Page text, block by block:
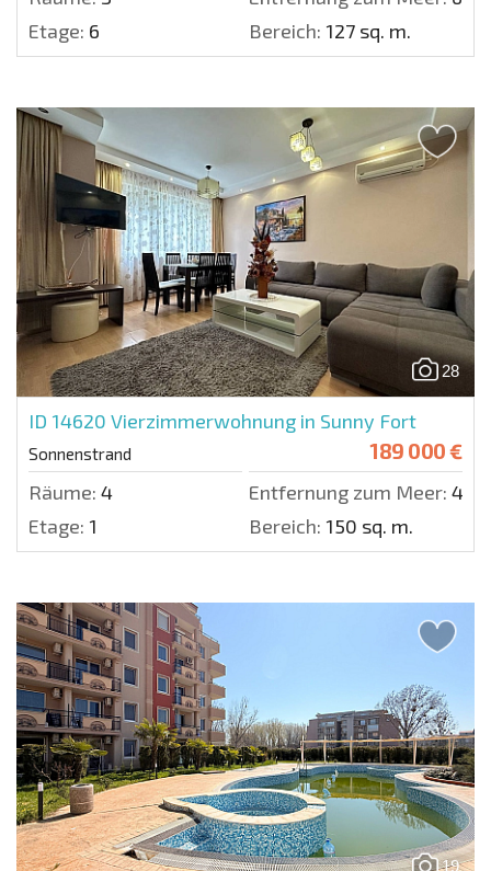
Etage: 6 Bereich: 127 sq. m.
28
ID 14620 Vierzimmerwohnung in Sunny Fort
Sonnenstrand 189 000 €
Räume: 4 Entfernung zum Meer: 400
Etage: 1 Bereich: 150 sq. m.
19